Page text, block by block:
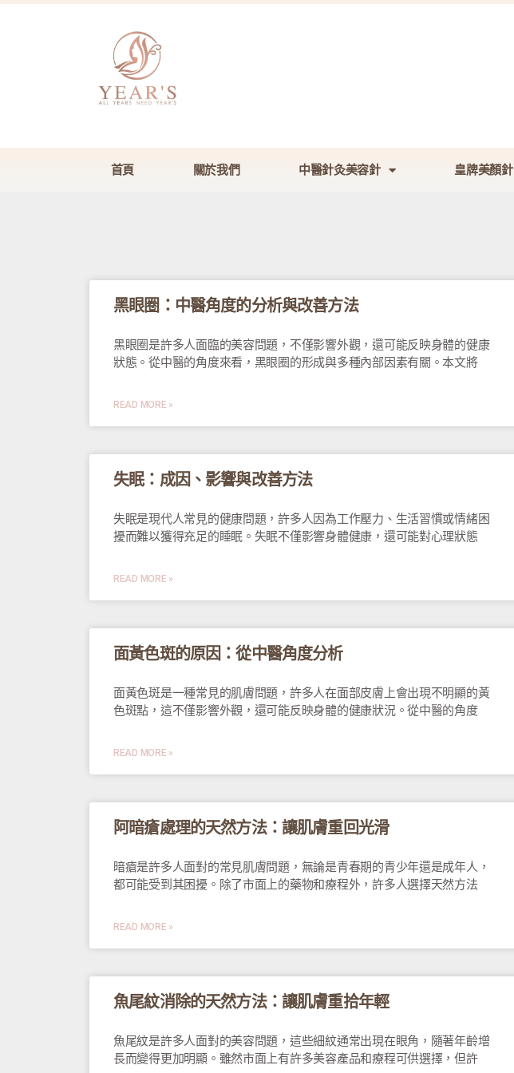
首頁 關於我們 中醫針灸美容針 皇牌美顏針
黑眼圈：中醫角度的分析與改善方法
黑眼圈是許多人面臨的美容問題，不僅影響外觀，還可能反映身體的健康
狀態。從中醫的角度來看，黑眼圈的形成與多種內部因素有關。本文將
READ MORE »
失眠：成因、影響與改善方法
失眠是現代人常見的健康問題，許多人因為工作壓力、生活習慣或情緒困
擾而難以獲得充足的睡眠。失眠不僅影響身體健康，還可能對心理狀態
READ MORE »
面黃色斑的原因：從中醫角度分析
面黃色斑是一種常見的肌膚問題，許多人在面部皮膚上會出現不明顯的黃
色斑點，這不僅影響外觀，還可能反映身體的健康狀況。從中醫的角度
READ MORE »
阿暗瘡處理的天然方法：讓肌膚重回光滑
暗瘡是許多人面對的常見肌膚問題，無論是青春期的青少年還是成年人，
都可能受到其困擾。除了市面上的藥物和療程外，許多人選擇天然方法
READ MORE »
魚尾紋消除的天然方法：讓肌膚重拾年輕
魚尾紋是許多人面對的美容問題，這些細紋通常出現在眼角，隨著年齡增
長而變得更加明顯。雖然市面上有許多美容產品和療程可供選擇，但許